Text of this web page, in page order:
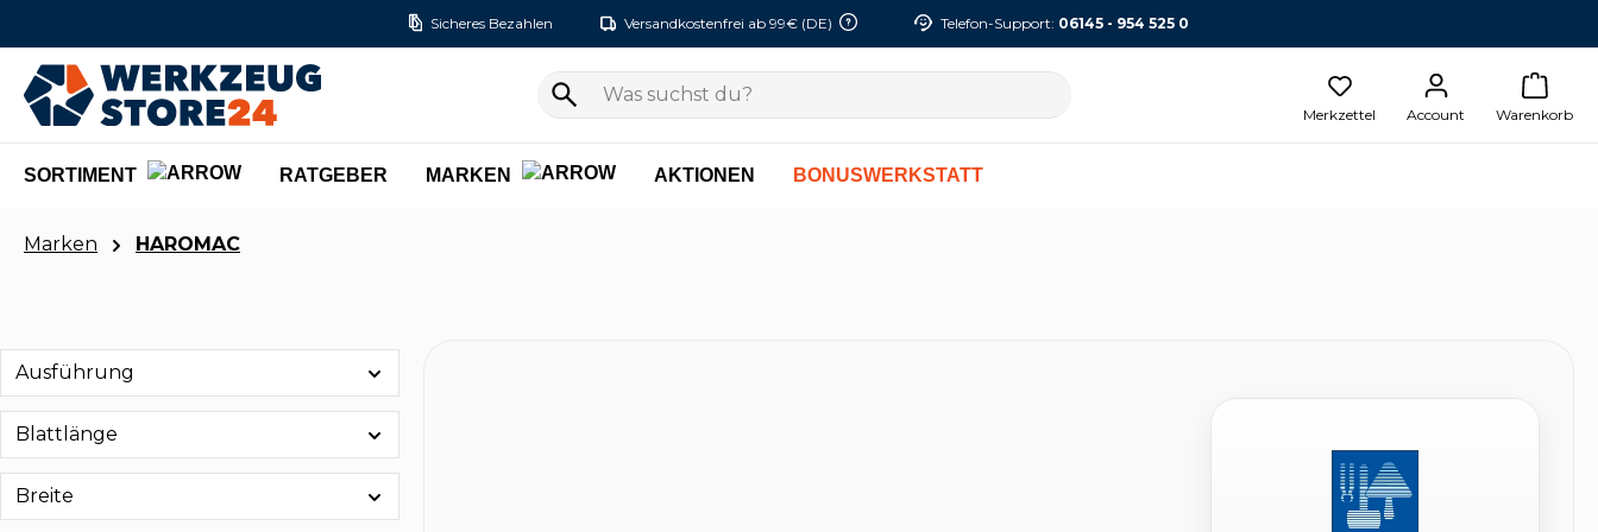
Sicheres Bezahlen Versandkostenfrei ab 99€ (DE) Telefon-Support: 06145 - 954 525 0
Merkzettel Account Warenkorb
SORTIMENT RATGEBER MARKEN AKTIONEN BONUSWERKSTATT
Marken HAROMAC
Ausführung
Blattlänge
Breite